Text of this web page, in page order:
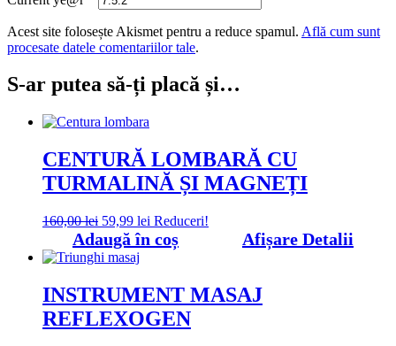
Acest site folosește Akismet pentru a reduce spamul. Află cum sunt
procesate datele comentariilor tale.
S-ar putea să-ți placă și…
CENTURĂ LOMBARĂ CU
TURMALINĂ ȘI MAGNEȚI
160,00lei Prețul
inițial
a
fost:
59,99 lei Prețul
curent
este:
Reduceri!
Adaugă în coș Afișare Detalii
INSTRUMENT MASAJ
REFLEXOGEN